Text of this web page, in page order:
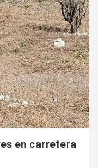
en carretera